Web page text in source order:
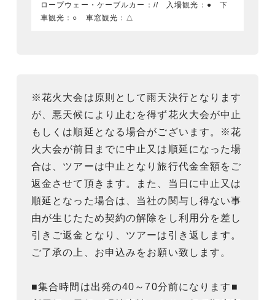
ロープウェー・ケーブルカー：// 入場観光：● 下
車観光：○ 車窓観光：△
※花火大会は原則として雨天決行となります
が、悪天候により止むを得ず花火大会が中止
もしくは順延となる場合がございます。※花
火大会が前日までに中止又は順延になった場
合は、ツアーは中止となり旅行代金全額をご
返金させて頂きます。また、当日に中止又は
順延となった場合は、当社の関与し得ない事
由が生じたため契約の解除をし利用分を差し
引きご返金となり、ツアーは引き返します。
ご了承の上、お申込みをお願い致します。
■集合時間は出発の40～70分前になります■